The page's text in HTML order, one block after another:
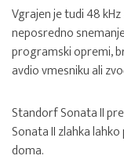
Vgrajen je tudi 48
neposredno
programski opremi,
avdio vmesniku ali
Standorf Sonata II
Sonata II zlahka
doma.